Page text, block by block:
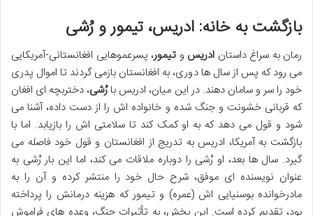
بازگشت به خانه: ادریس، تیمور و رُشی
رمان به سراغ داستان ادریس و تیمور، پسرعموهایی افغانستانی-آمریکایی
می رود که پس از سال ها دوری، به افغانستان بازمی گردند تا اموال پدری
خود را سر و سامان دهند. در این میان، ادریس بارُشی، دختربچه ای افغان
که قربانی خشونت و جنگ شده و خانواده اش را از دست داده، آشنا می
شود و قول می دهد که به او کمک کند تا سلامتی اش را بازیابد. اما با
بازگشت به آمریکا، ادریس به تدریج از افغانستان و قول خود فاصله می
گیرد. سال ها بعد، او رُشی را دوباره ملاقات می کند، اما این بار رُشی به
عنوان نویسنده ای موفق، شرح حال خود را منتشر کرده و آن را به
مادرخوانده بوسنیایی اش (عمره) و تیمور که هزینه درمانش را پرداخته
بود، تقدیم کرده است. این بخش، به تأثیرات جنگ، وعده های فراموش